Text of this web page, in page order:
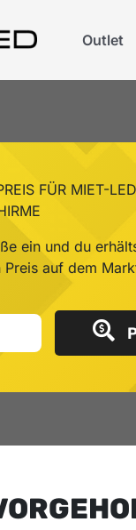
Outlet
FÜR MIET-
ein und du
auf dem